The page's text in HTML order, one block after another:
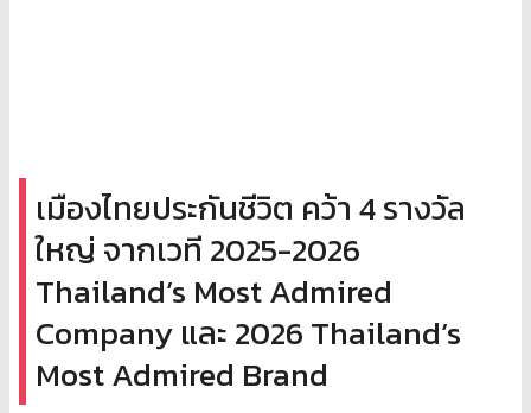
เมืองไทยประกันชีวิต คว้า 4 รางวัล
ใหญ่ จากเวที 2025-2026
Thailand’s Most Admired
Company และ 2026 Thailand’s
Most Admired Brand